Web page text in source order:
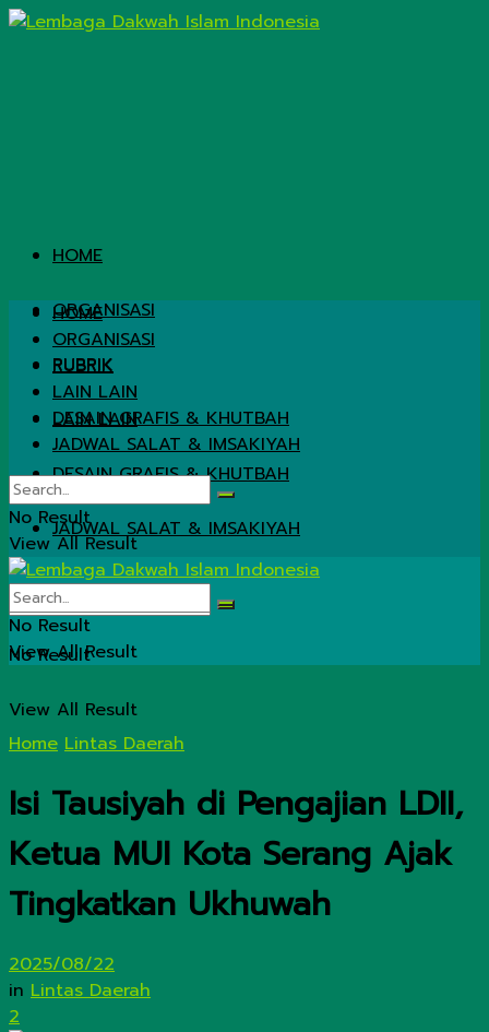
HOME
ORGANISASI
RUBRIK
LAIN LAIN
DESAIN GRAFIS & KHUTBAH
JADWAL SALAT & IMSAKIYAH
No Result
View All Result
HOME
ORGANISASI
RUBRIK
LAIN LAIN
DESAIN GRAFIS & KHUTBAH
JADWAL SALAT & IMSAKIYAH
No Result
View All Result
No Result
View All Result
Home Lintas Daerah
Isi Tausiyah di Pengajian LDII,
Ketua MUI Kota Serang Ajak
Tingkatkan Ukhuwah
2025/08/22
in Lintas Daerah
2